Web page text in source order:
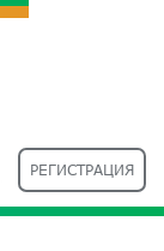
РЕГИСТРАЦИЯ